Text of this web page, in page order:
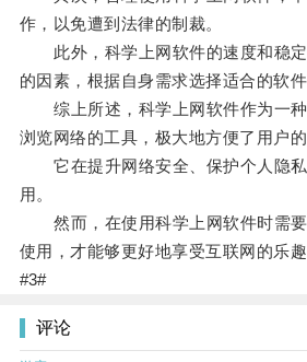
作，以免遭到法律的制裁。
此外，科学上网软件的速度和稳定
的因素，根据自身需求选择适合的软件
综上所述，科学上网软件作为一种
浏览网络的工具，极大地方便了用户的
它在提升网络安全、保护个人隐私
用。
然而，在使用科学上网软件时需要
使用，才能够更好地享受互联网的乐趣
#3#
评论